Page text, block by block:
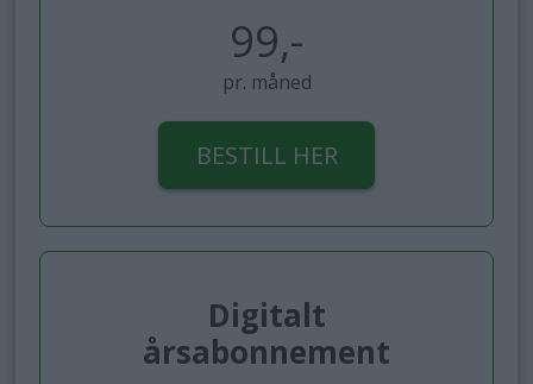
99,-
pr. måned
BESTILL HER
Digitalt
årsabonnement